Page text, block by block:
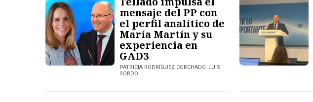
mensaje del PP con
el perfil analítico de
María Martín y su
experiencia en
GAD3
PATRICIA RODRÍGUEZ CORCHADO, LUIS
SORDO